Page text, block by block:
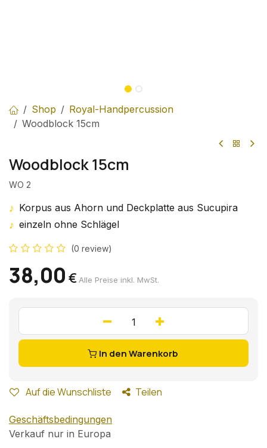
Shop
Royal-Handpercussion
Woodblock 15cm
Woodblock 15cm
WO 2
♪ Korpus aus Ahorn und Deckplatte aus Sucupira
♪ einzeln ohne Schlägel
(0 review)
38,00 € Alle Preise inkl. MwSt.
In den Warenkorb
Auf die Wunschliste Teilen
Geschäftsbedingungen
Verkauf nur in Europa